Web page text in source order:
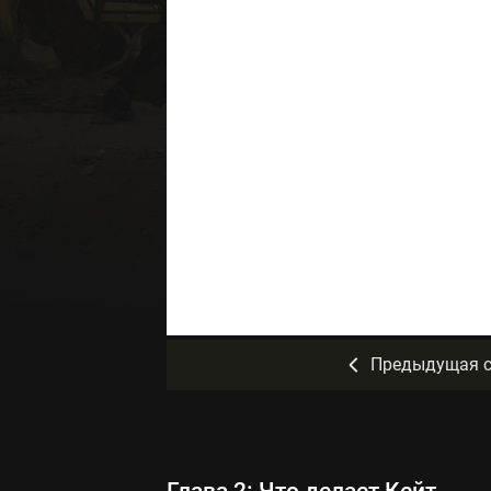
Предыдущая